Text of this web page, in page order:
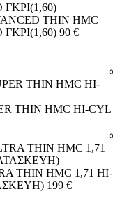
THIN HMC
90 €
THIN HMC HI-CYL
THIN HMC 1,71 HI-
199 €